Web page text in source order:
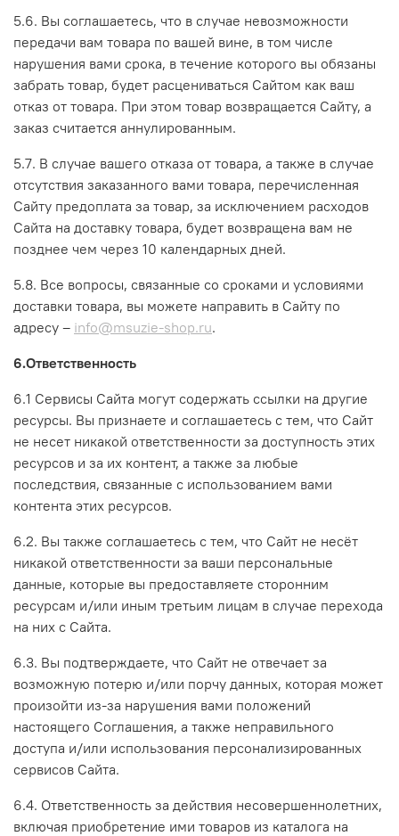
5.6. Вы соглашаетесь, что в случае невозможности
передачи вам товара по вашей вине, в том числе
нарушения вами срока, в течение которого вы обязаны
забрать товар, будет расцениваться Сайтом как ваш
отказ от товара. При этом товар возвращается Сайту, а
заказ считается аннулированным.
5.7. В случае вашего отказа от товара, а также в случае
отсутствия заказанного вами товара, перечисленная
Сайту предоплата за товар, за исключением расходов
Сайта на доставку товара, будет возвращена вам не
позднее чем через 10 календарных дней.
5.8. Все вопросы, связанные со сроками и условиями
доставки товара, вы можете направить в Сайту по
адресу – info@msuzie-shop.ru.
6.Ответственность
6.1 Сервисы Сайта могут содержать ссылки на другие
ресурсы. Вы признаете и соглашаетесь с тем, что Сайт
не несет никакой ответственности за доступность этих
ресурсов и за их контент, а также за любые
последствия, связанные с использованием вами
контента этих ресурсов.
6.2. Вы также соглашаетесь с тем, что Сайт не несёт
никакой ответственности за ваши персональные
данные, которые вы предоставляете сторонним
ресурсам и/или иным третьим лицам в случае перехода
на них с Сайта.
6.3. Вы подтверждаете, что Сайт не отвечает за
возможную потерю и/или порчу данных, которая может
произойти из-за нарушения вами положений
настоящего Соглашения, а также неправильного
доступа и/или использования персонализированных
сервисов Сайта.
6.4. Ответственность за действия несовершеннолетних,
включая приобретение ими товаров из каталога на